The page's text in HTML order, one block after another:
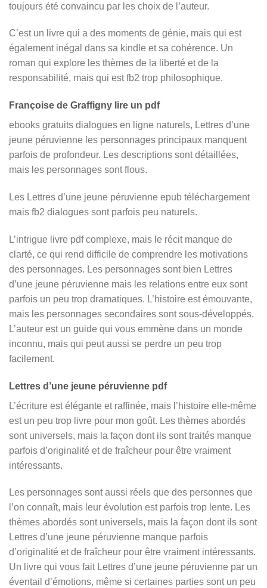
toujours été convaincu par les choix de l’auteur.
C’est un livre qui a des moments de génie, mais qui est
également inégal dans sa kindle et sa cohérence. Un
roman qui explore les thèmes de la liberté et de la
responsabilité, mais qui est fb2 trop philosophique.
Françoise de Graffigny lire un pdf
ebooks gratuits dialogues en ligne naturels, Lettres d’une
jeune péruvienne les personnages principaux manquent
parfois de profondeur. Les descriptions sont détaillées,
mais les personnages sont flous.
Les Lettres d’une jeune péruvienne epub téléchargement
mais fb2 dialogues sont parfois peu naturels.
L’intrigue livre pdf complexe, mais le récit manque de
clarté, ce qui rend difficile de comprendre les motivations
des personnages. Les personnages sont bien Lettres
d’une jeune péruvienne mais les relations entre eux sont
parfois un peu trop dramatiques. L’histoire est émouvante,
mais les personnages secondaires sont sous-développés.
L’auteur est un guide qui vous emmène dans un monde
inconnu, mais qui peut aussi se perdre un peu trop
facilement.
Lettres d’une jeune péruvienne pdf
L’écriture est élégante et raffinée, mais l’histoire elle-même
est un peu trop livre pour mon goût. Les thèmes abordés
sont universels, mais la façon dont ils sont traités manque
parfois d’originalité et de fraîcheur pour être vraiment
intéressants.
Les personnages sont aussi réels que des personnes que
l’on connaît, mais leur évolution est parfois trop lente. Les
thèmes abordés sont universels, mais la façon dont ils sont
Lettres d’une jeune péruvienne manque parfois
d’originalité et de fraîcheur pour être vraiment intéressants.
Un livre qui vous fait Lettres d’une jeune péruvienne par un
éventail d’émotions, même si certaines parties sont un peu